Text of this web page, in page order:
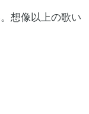
想像以上の歌い